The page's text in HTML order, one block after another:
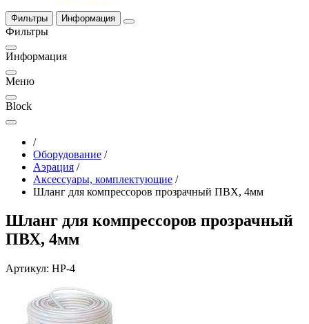
Фильтры Информация
Фильтры
Информация
Меню
Block
/
Оборудование /
Аэрация /
Аксессуары, комплектующие /
Шланг для компрессоров прозрачный ПВХ, 4мм
Шланг для компрессоров прозрачный
ПВХ, 4мм
Артикул: HP-4